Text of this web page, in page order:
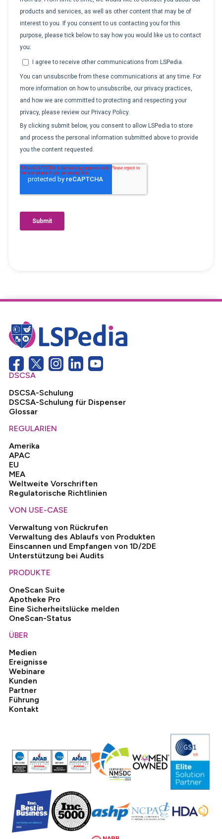
DSCSA
DSCSA-Schulung
DSCSA-Schulung für Dispenser
Glossar
REGULARIEN
Amerika
APAC
EU
MEA
Weltweite Vorschriften
Regulatorische Richtlinien
VON USE-CASE
Verwaltung von Rückrufen
Verwaltung des Ablaufs von Produkten
Einscannen und Empfangen von 1D/2DE
Unterstützung bei Audits
PRODUKTE
OneScan Suite
Apotheke Pro
Eine Sicherheitslücke melden
OneScan-Status
ÜBER
Medien
Ereignisse
Webinare
Kunden
Partner
Führung
Kontakt